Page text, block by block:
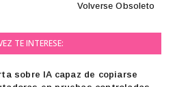
Volverse Obsoleto
TE INTERESE:
sobre IA capaz de copiarse